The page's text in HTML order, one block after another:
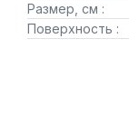
Размер, см :
Поверхность :